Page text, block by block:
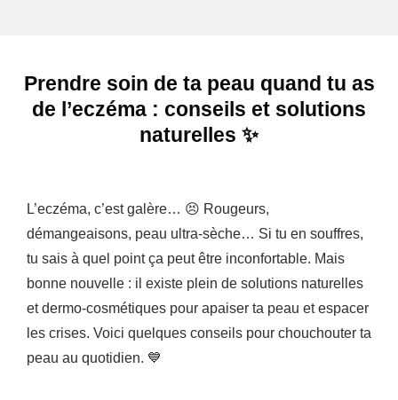
Prendre soin de ta peau quand tu as
de l’eczéma : conseils et solutions
naturelles ✨
L’eczéma, c’est galère… 😣 Rougeurs,
démangeaisons, peau ultra-sèche… Si tu en souffres,
tu sais à quel point ça peut être inconfortable. Mais
bonne nouvelle : il existe plein de solutions naturelles
et dermo-cosmétiques pour apaiser ta peau et espacer
les crises. Voici quelques conseils pour chouchouter ta
peau au quotidien. 💙